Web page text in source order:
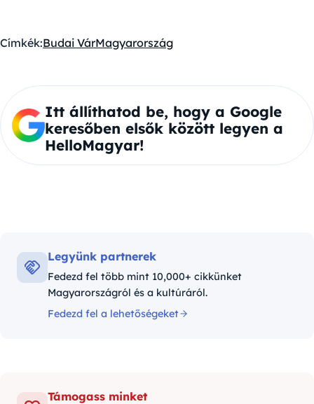
Címkék:Budai VárMagyarország
Itt állíthatod be, hogy a Google
keresőben elsők között legyen a
HelloMagyar!
Legyünk partnerek
Fedezd fel több mint 10,000+ cikkünket
Magyarországról és a kultúráról.
Fedezd fel a lehetőségeket
Támogass minket